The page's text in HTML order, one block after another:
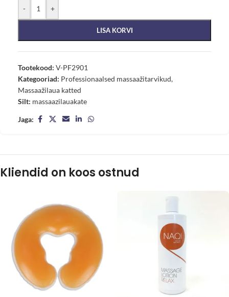
- +
LISA KORVI
Tootekood: V-PF2901
Kategooriad: Professionaalsed massaažitarvikud,
Massaažilaua katted
Silt: massaazilauakate
Jaga:
Kliendid on koos ostnud